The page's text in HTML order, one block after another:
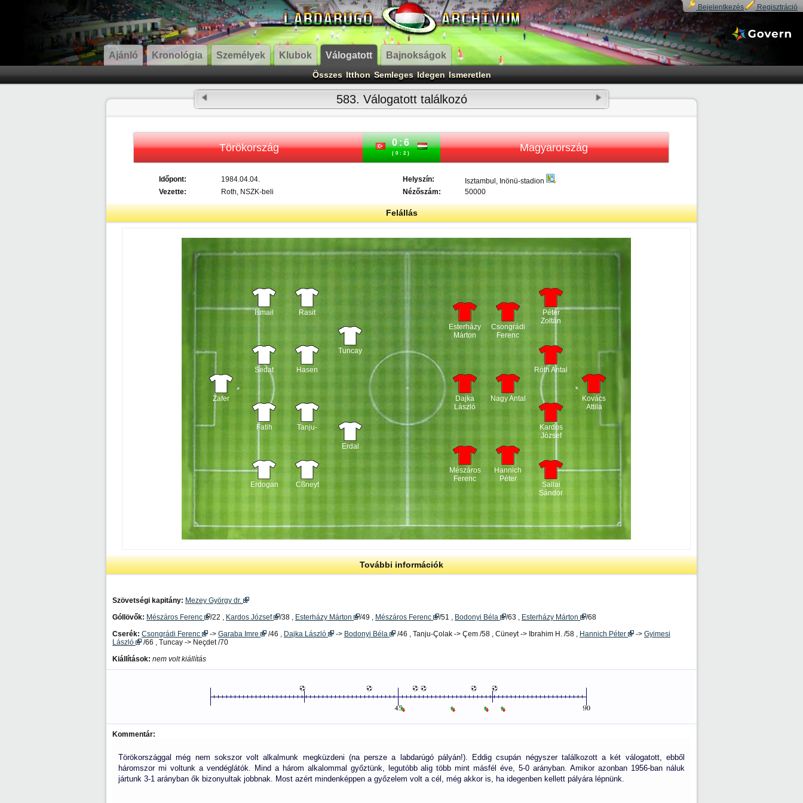
Bejelentkezés Regisztráció
Ajánló Kronológia Személyek Klubok Válogatott Bajnokságok
Összes Itthon Semleges Idegen Ismeretlen
583. Válogatott találkozó
Törökország 0:6
(0:2) Magyarország
Időpont: 1984.04.04. Helyszín:
Isztambul, Inönü-stadion
Vezette:
Roth, NSZK-beli Nézőszám: 50000
Felállás
Zafer
Ismail
Sedat
Fatih
Erdogan
Rasit
Hasen
Tanju-
Cßneyt
Tuncay
Erdal
Kovács
Attila
Sallai
Sándor
Kardos
József
Róth Antal
Péter
Zoltán
Hannich
Péter
Nagy Antal
Csongrádi
Ferenc
Mészáros
Ferenc
Dajka
László
Esterházy
Márton
További információk
Szövetségi kapitány: Mezey György dr.
Góllövők: Mészáros Ferenc /22 , Kardos József /38 , Esterházy Márton /49 , Mészáros Ferenc /51 , Bodonyi Béla /63 , Esterházy Márton
/68
Cserék: Csongrádi Ferenc -> Garaba Imre /46 , Dajka László -> Bodonyi Béla /46 , Tanju-Çolak -> Çem /58 , Cüneyt -> Ibrahim H. /58 , Hannich Péter -> Gyimesi
László
/66 , Tuncay -> Neçdet /70
Kiállítások: nem volt kiállítás
Kommentár:
Törökországgal még nem sokszor volt alkalmunk megküzdeni (na persze a labdarúgó pályán!). Eddig csupán négyszer találkozott a két válogatott, ebből
háromszor mi voltunk a vendéglátók. Mind a három alkalommal győztünk, legutóbb alig több mint másfél éve, 5-0 arányban. Amikor azonban 1956-ban náluk
jártunk 3-1 arányban ők bizonyultak jobbnak. Most azért mindenképpen a győzelem volt a cél, még akkor is, ha idegenben kellett pályára lépnünk.